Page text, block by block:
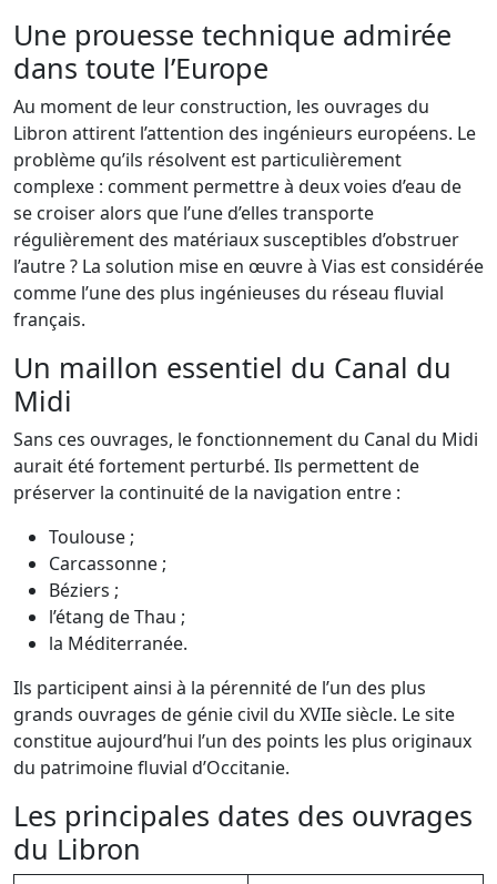
Une prouesse technique admirée
dans toute l’Europe
Au moment de leur construction, les ouvrages du
Libron attirent l’attention des ingénieurs européens. Le
problème qu’ils résolvent est particulièrement
complexe : comment permettre à deux voies d’eau de
se croiser alors que l’une d’elles transporte
régulièrement des matériaux susceptibles d’obstruer
l’autre ? La solution mise en œuvre à Vias est considérée
comme l’une des plus ingénieuses du réseau fluvial
français.
Un maillon essentiel du Canal du
Midi
Sans ces ouvrages, le fonctionnement du Canal du Midi
aurait été fortement perturbé. Ils permettent de
préserver la continuité de la navigation entre :
Toulouse ;
Carcassonne ;
Béziers ;
l’étang de Thau ;
la Méditerranée.
Ils participent ainsi à la pérennité de l’un des plus
grands ouvrages de génie civil du XVIIe siècle. Le site
constitue aujourd’hui l’un des points les plus originaux
du patrimoine fluvial d’Occitanie.
Les principales dates des ouvrages
du Libron